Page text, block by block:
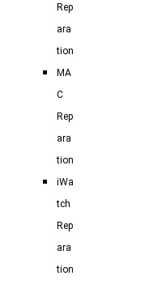
Rep
ara
tion
MA
C
Rep
ara
tion
iWa
tch
Rep
ara
tion